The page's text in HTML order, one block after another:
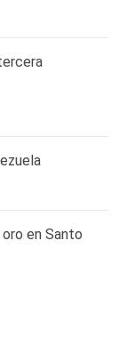
en Santo